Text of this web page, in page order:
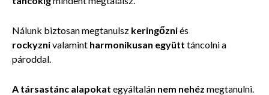
Nálunk biztosan megtanulsz keringőzniés
rockyznivalamint harmonikusan együtt táncolni a
pároddal.
A társastánc alapokat egyáltalán nem nehéz megtanulni.